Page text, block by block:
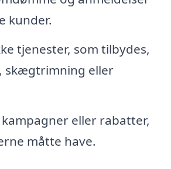
kunder.
tjenester, som tilbydes,
skægtrimning eller
eller rabatter,
måtte have.